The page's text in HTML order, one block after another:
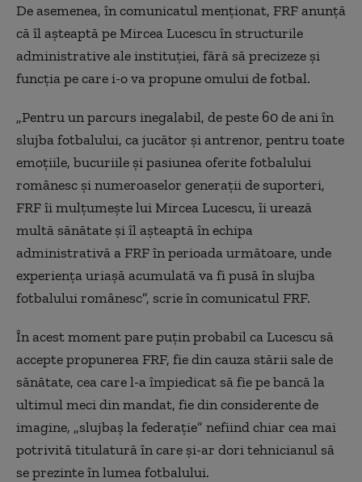
De asemenea, în comunicatul menționat, FRF anunță
că îl așteaptă pe Mircea Lucescu în structurile
administrative ale instituției, fără să precizeze și
funcția pe care i-o va propune omului de fotbal.
„Pentru un parcurs inegalabil, de peste 60 de ani în
slujba fotbalului, ca jucător și antrenor, pentru toate
emoțiile, bucuriile și pasiunea oferite fotbalului
românesc și numeroaselor generații de suporteri,
FRF îi mulțumește lui Mircea Lucescu, îi urează
multă sănătate și îl așteaptă în echipa
administrativă a FRF în perioada următoare, unde
experiența uriașă acumulată va fi pusă în slujba
fotbalului românesc”, scrie în comunicatul FRF.
În acest moment pare puțin probabil ca Lucescu să
accepte propunerea FRF, fie din cauza stării sale de
sănătate, cea care l-a împiedicat să fie pe bancă la
ultimul meci din mandat, fie din considerente de
imagine, „slujbaș la federație” nefiind chiar cea mai
potrivită titulatură în care și-ar dori tehnicianul să
se prezinte în lumea fotbalului.